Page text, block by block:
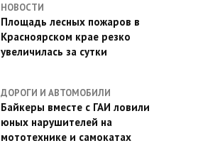
НОВОСТИ
Площадь лесных пожаров в
Красноярском крае резко
увеличилась за сутки
ДОРОГИ И АВТОМОБИЛИ
Байкеры вместе с ГАИ ловили
юных нарушителей на
мототехнике и самокатах